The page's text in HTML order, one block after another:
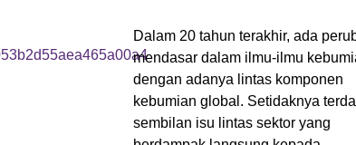
Dalam 20 tahun terakhir, ada
mendasar dalam ilmu-ilmu
dengan adanya lintas komponen
kebumian global. Setidaknya
sembilan isu lintas sektor yang